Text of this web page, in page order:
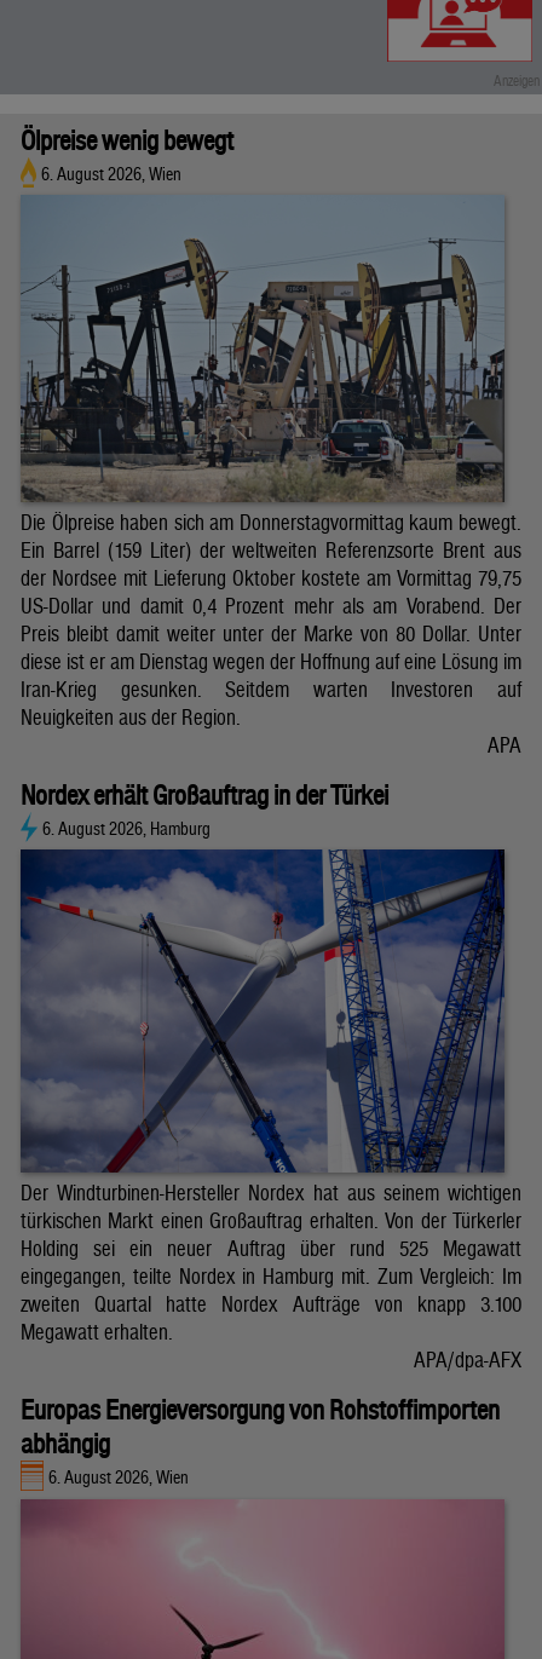
Ölpreise wenig bewegt
6. August 2026, Wien
Die Ölpreise haben sich am Donnerstagvormittag kaum bewegt.
Ein Barrel (159 Liter) der weltweiten Referenzsorte Brent aus
der Nordsee mit Lieferung Oktober kostete am Vormittag 79,75
US-Dollar und damit 0,4 Prozent mehr als am Vorabend. Der
Preis bleibt damit weiter unter der Marke von 80 Dollar. Unter
diese ist er am Dienstag wegen der Hoffnung auf eine Lösung im
Iran-Krieg gesunken. Seitdem warten Investoren auf
Neuigkeiten aus der Region.
APA
Nordex erhält Großauftrag in der Türkei
6. August 2026, Hamburg
Der Windturbinen-Hersteller Nordex hat aus seinem wichtigen
türkischen Markt einen Großauftrag erhalten. Von der Türkerler
Holding sei ein neuer Auftrag über rund 525 Megawatt
eingegangen, teilte Nordex in Hamburg mit. Zum Vergleich: Im
zweiten Quartal hatte Nordex Aufträge von knapp 3.100
Megawatt erhalten.
APA/dpa-AFX
Europas Energieversorgung von Rohstoffimporten
abhängig
6. August 2026, Wien